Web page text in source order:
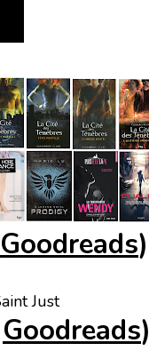
Goodreads)
Just
Goodreads)